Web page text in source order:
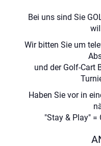
Bei uns sind Sie
Wir bitten Sie um
und der Golf-Cart
Haben Sie vor in
"Stay & Play" =